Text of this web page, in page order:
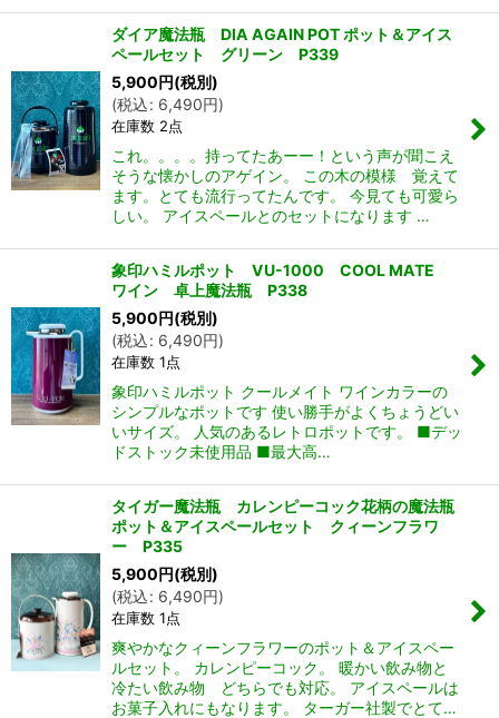
ダイア魔法瓶 DIA AGAIN POT ポット＆アイス
ペールセット グリーン P339
5,900円(税別)
(税込: 6,490円)
在庫数 2点
これ。。。。持ってたあーー！という声が聞こえ
そうな懐かしのアゲイン。 この木の模様 覚えて
ます。とても流行ってたんです。 今見ても可愛ら
しい。 アイスペールとのセットになります …
象印ハミルポット VU-1000 COOL MATE
ワイン 卓上魔法瓶 P338
5,900円(税別)
(税込: 6,490円)
在庫数 1点
象印ハミルポット クールメイト ワインカラーの
シンプルなポットです 使い勝手がよくちょうどい
いサイズ。 人気のあるレトロポットです。 ■デッ
ドストック未使用品 ■最大高…
タイガー魔法瓶 カレンピーコック花柄の魔法瓶
ポット＆アイスペールセット クィーンフラワ
ー P335
5,900円(税別)
(税込: 6,490円)
在庫数 1点
爽やかなクィーンフラワーのポット＆アイスペー
ルセット。 カレンピーコック。 暖かい飲み物と
冷たい飲み物 どちらでも対応。 アイスペールは
お菓子入れにもなります。 ターガー社製でとて…